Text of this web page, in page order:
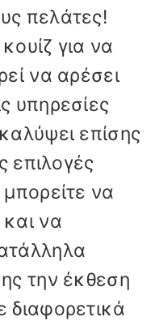
πελάτες!
για να
να αρέσει
υπηρεσίες
επίσης
επιλογές
να
να
την έκθεση
διαφορετικά